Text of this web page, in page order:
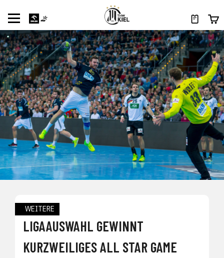
WEITERE
LIGAAUSWAHL GEWINNT
KURZWEILIGES ALL STAR GAME